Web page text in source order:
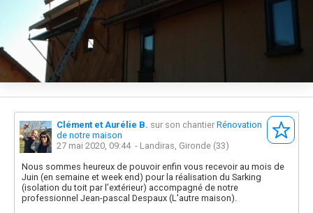
Clément et Aurélie B. sur son chantier Rénovation
de notre maison
27 mai 2020, 09:44- Landiras, Gironde (33)
Nous sommes heureux de pouvoir enfin vous recevoir au mois de
Juin (en semaine et week end) pour la réalisation du Sarking
(isolation du toit par l’extérieur) accompagné de notre
professionnel Jean-pascal Despaux (L'autre maison).